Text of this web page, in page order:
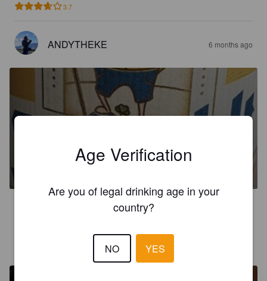
3.7
ANDYTHEKE 6 months ago
Dortmunder / Helles.
BIERGOTT69
Age Verification
Are you of legal drinking age in your
country?
NO YES